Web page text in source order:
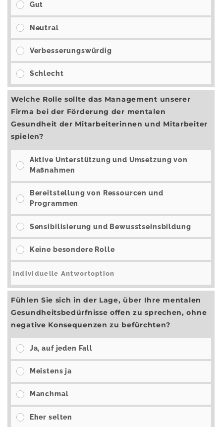
Gut
Neutral
Verbesserungswürdig
Schlecht
Welche Rolle sollte das Management unserer
Firma bei der Förderung der mentalen
Gesundheit der Mitarbeiterinnen und Mitarbeiter
spielen?
Aktive Unterstützung und Umsetzung von
Maßnahmen
Bereitstellung von Ressourcen und
Programmen
Sensibilisierung und Bewusstseinsbildung
Keine besondere Rolle
Fühlen Sie sich in der Lage, über Ihre mentalen
Gesundheitsbedürfnisse offen zu sprechen, ohne
negative Konsequenzen zu befürchten?
Ja, auf jeden Fall
Meistens ja
Manchmal
Eher selten